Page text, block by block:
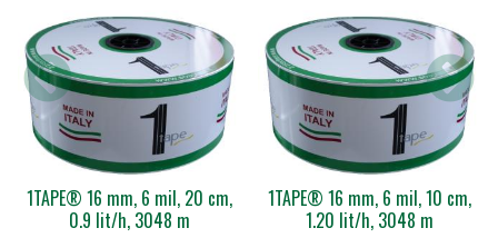
1TAPE® 16 mm, 6 mil, 20 cm,
0.9 lit/h, 3048 m
1TAPE® 16 mm, 6 mil, 10 cm,
1.20 lit/h, 3048 m